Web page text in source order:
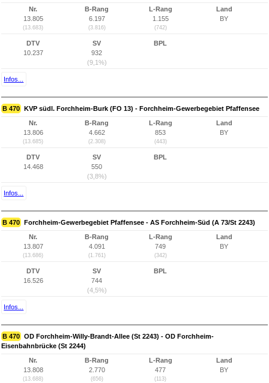
Nr.
13.805
(13.683)
B-Rang
6.197
(3.816)
L-Rang
1.155
(742)
Land
BY
DTV
10.237
SV
932
(9,1%)
BPL
Infos...
B 470 KVP südl. Forchheim-Burk (FO 13) - Forchheim-Gewerbegebiet Pfaffensee
Nr.
13.806
(13.685)
B-Rang
4.662
(2.308)
L-Rang
853
(443)
Land
BY
DTV
14.468
SV
550
(3,8%)
BPL
Infos...
B 470 Forchheim-Gewerbegebiet Pfaffensee - AS Forchheim-Süd (A 73/St 2243)
Nr.
13.807
(13.686)
B-Rang
4.091
(1.761)
L-Rang
749
(342)
Land
BY
DTV
16.526
SV
744
(4,5%)
BPL
Infos...
B 470 OD Forchheim-Willy-Brandt-Allee (St 2243) - OD Forchheim-
Eisenbahnbrücke (St 2244)
Nr.
13.808
(13.688)
B-Rang
2.770
(656)
L-Rang
477
(113)
Land
BY